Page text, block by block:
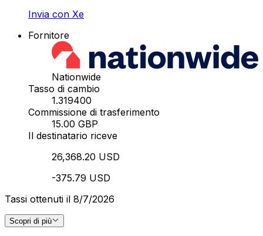
Invia con Xe
Fornitore
Nationwide
Tasso di cambio
1.319400
Commissione di trasferimento
15.00 GBP
Il destinatario riceve
26,368.20 USD
-375.79 USD
Tassi ottenuti il 8/7/2026
Scopri di più